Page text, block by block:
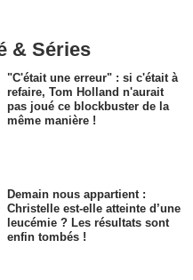
& Séries
"C'était une erreur" : si c'était à
refaire, Tom Holland n'aurait
pas joué ce blockbuster de la
même manière !
Demain nous appartient :
Christelle est-elle atteinte d’une
leucémie ? Les résultats sont
enfin tombés !